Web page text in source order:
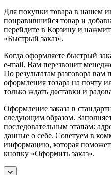
Для покупки товара в нашем
понравившийся товар и
перейдите в Корзину и
«Быстрый заказ».
Когда оформляете быстрый
e-mail. Вам перезвонит
По результатам разговора вам
оформления товара на почту
только ждать доставки и
Оформление заказа в
следующим образом.
последовательным этапам:
данные о себе. Советуем в
информацию, которая
кнопку «Оформить заказ».